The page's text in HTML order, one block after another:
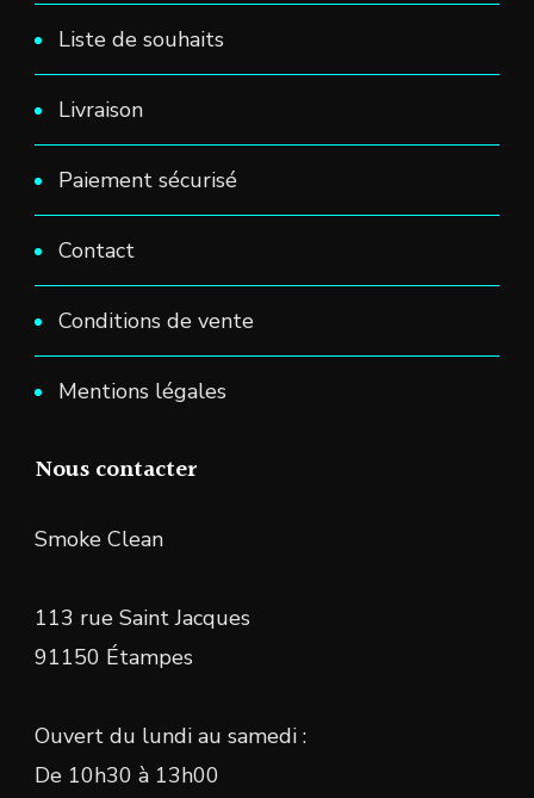
Liste de souhaits
Livraison
Paiement sécurisé
Contact
Conditions de vente
Mentions légales
Nous contacter
Smoke Clean
113 rue Saint Jacques
91150 Étampes
Ouvert du lundi au samedi :
De 10h30 à 13h00